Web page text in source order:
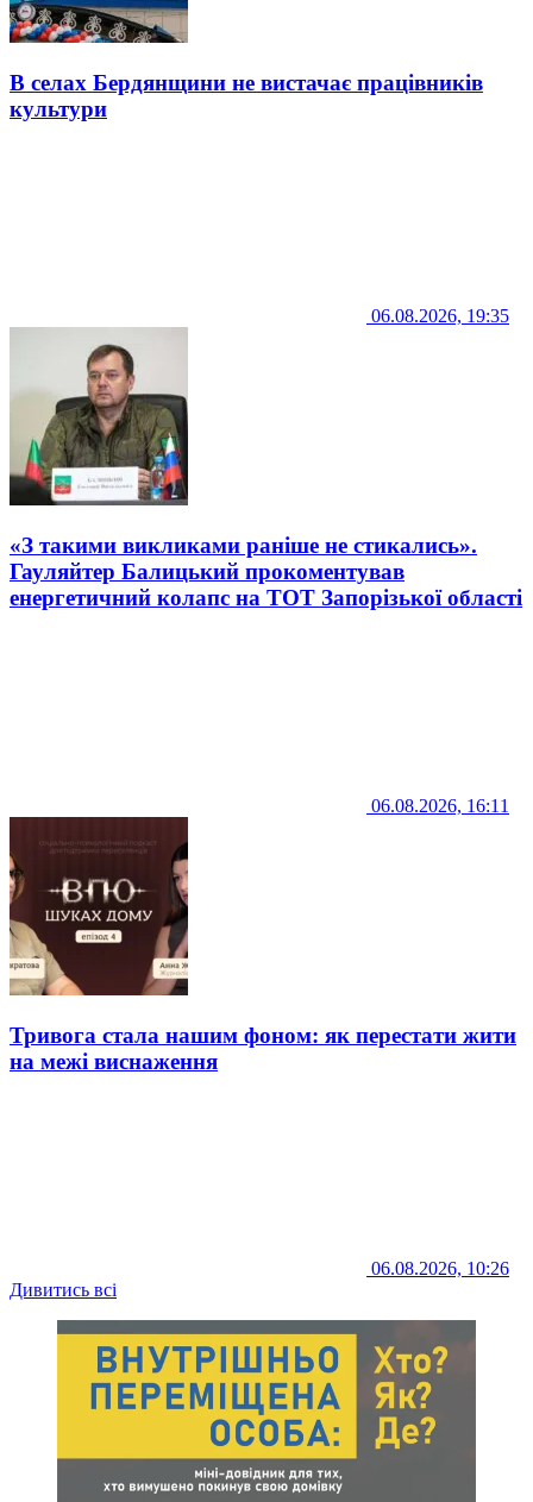
В селах Бердянщини не вистачає працівників
культури
06.08.2026, 19:35
«З такими викликами раніше не стикались».
Гауляйтер Балицький прокоментував
енергетичний колапс на ТОТ Запорізької області
06.08.2026, 16:11
Тривога стала нашим фоном: як перестати жити
на межі виснаження
06.08.2026, 10:26
Дивитись всі